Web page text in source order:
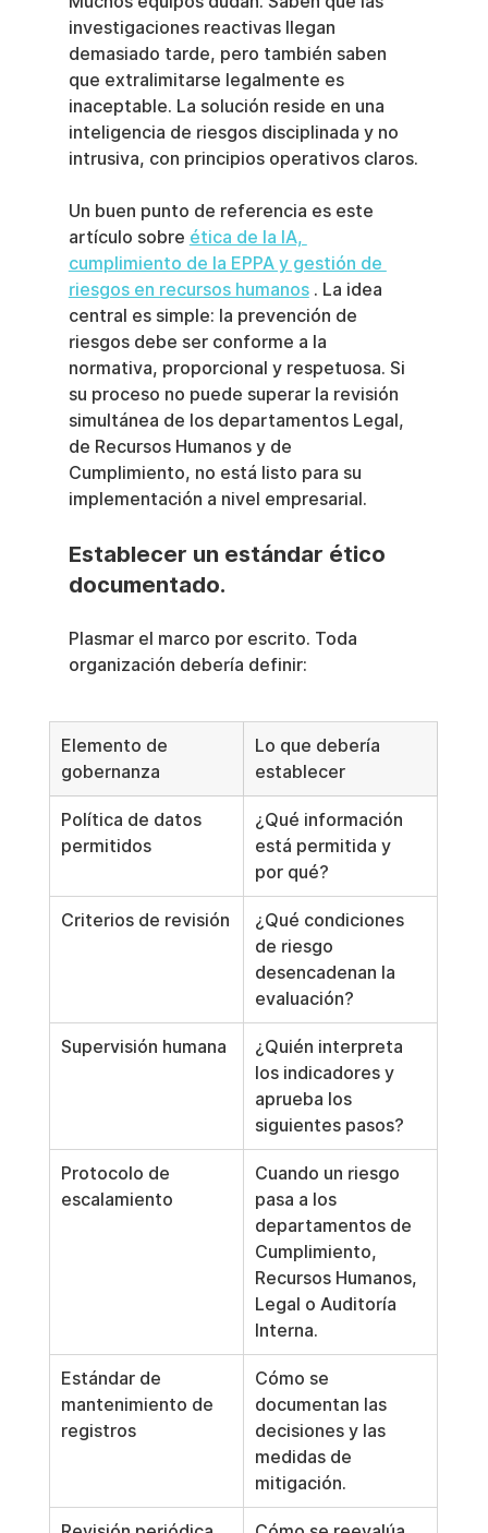
investigaciones reactivas llegan
demasiado tarde, pero también saben
que extralimitarse legalmente es
inaceptable. La solución reside en una
inteligencia de riesgos disciplinada y no
intrusiva, con principios operativos claros.
Un buen punto de referencia es este
artículo sobre ética de la IA,
cumplimiento de la EPPA y gestión de
riesgos en recursos humanos . La idea
central es simple: la prevención de
riesgos debe ser conforme a la
normativa, proporcional y respetuosa. Si
su proceso no puede superar la revisión
simultánea de los departamentos Legal,
de Recursos Humanos y de
Cumplimiento, no está listo para su
implementación a nivel empresarial.
Establecer un estándar ético
documentado.
Plasmar el marco por escrito. Toda
organización debería definir:
Elemento de
gobernanza
Lo que debería
establecer
Política de datos
permitidos
¿Qué información
está permitida y
por qué?
Criterios de revisión
¿Qué condiciones
de riesgo
desencadenan la
evaluación?
Supervisión humana
¿Quién interpreta
los indicadores y
aprueba los
siguientes pasos?
Protocolo de
escalamiento
Cuando un riesgo
pasa a los
departamentos de
Cumplimiento,
Recursos Humanos,
Legal o Auditoría
Interna.
Estándar de
mantenimiento de
registros
Cómo se
documentan las
decisiones y las
medidas de
mitigación.